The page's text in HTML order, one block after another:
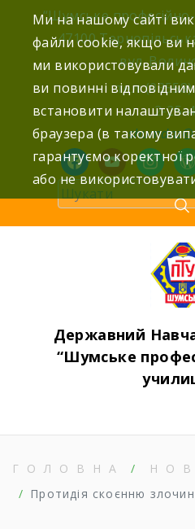
content
“Шумське
47100
вул.
тел:
2-25-
facebookyoutube
Державний
“Шумське
ГОЛОВНА
Протидія скоєнню
Ми на нашому сайті
файли cookie, якщо ви
ми використовували
ви повинні
встановити
браузера (в такому
гарантуємо коректної
або не